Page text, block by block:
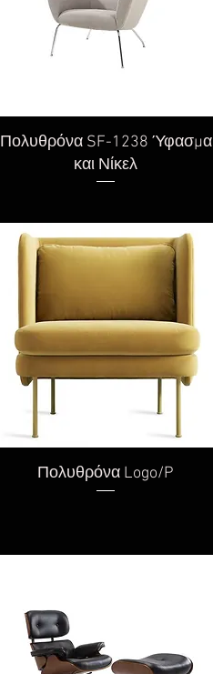
Γρήγορη προβολή
Πολυθρόνα SF-1238 Ύφασμα
και Νίκελ
Γρήγορη προβολή
Πολυθρόνα Logo/P